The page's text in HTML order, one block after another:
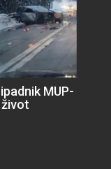
MUP-
život